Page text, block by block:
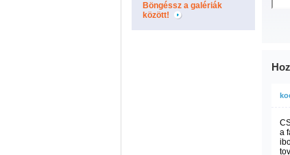
Böngéssz a galériák
között!
a